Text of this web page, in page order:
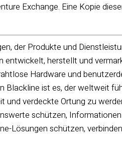
Exchange. Eine Kopie
der Produkte und
entwickelt, herstellt und
Hardware und
Blackline ist es, der weltweit
und verdeckte Ortung zu
schützen,
Lösungen schützen,